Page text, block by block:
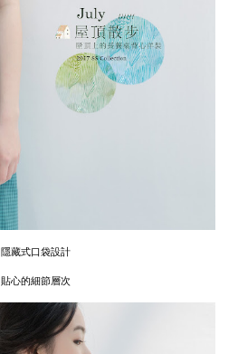
隱藏式口袋設計
貼心的細節層次